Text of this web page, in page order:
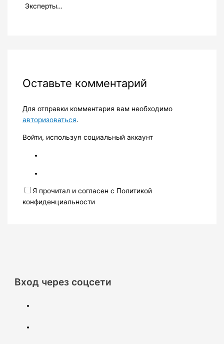
Эксперты…
Оставьте комментарий
Для отправки комментария вам необходимо
авторизоваться.
Войти, используя социальный аккаунт
Я прочитал и согласен с Политикой
конфиденциальности
Вход через соцсети